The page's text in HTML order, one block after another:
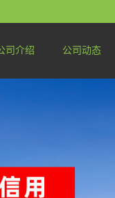
司介绍 公司动态